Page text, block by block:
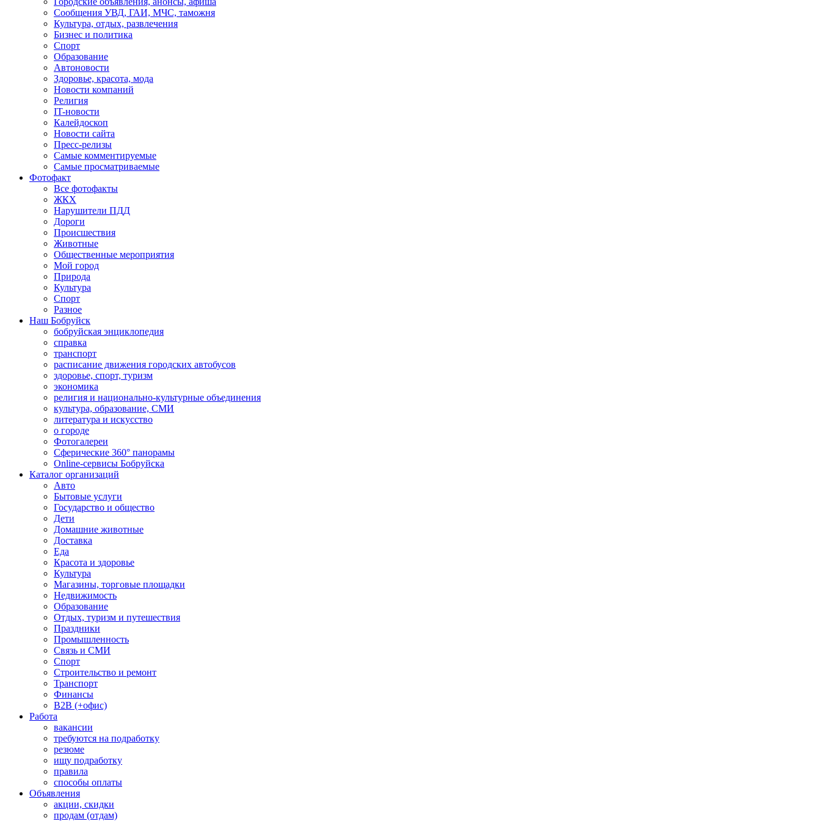
Сообщения УВД, ГАИ, МЧС, таможня
Культура, отдых, развлечения
Бизнес и политика
Спорт
Образование
Автоновости
Здоровье, красота, мода
Новости компаний
Религия
IT-новости
Калейдоскоп
Новости сайта
Пресс-релизы
Самые комментируемые
Самые просматриваемые
Фотофакт
Все фотофакты
ЖКХ
Нарушители ПДД
Дороги
Происшествия
Животные
Общественные мероприятия
Мой город
Природа
Культура
Спорт
Разное
Наш Бобруйск
бобруйская энциклопедия
справка
транспорт
расписание движения городских автобусов
здоровье, спорт, туризм
экономика
религия и национально-культурные объединения
культура, образование, СМИ
литература и искусство
о городе
Фотогалереи
Сферические 360° панорамы
Online-сервисы Бобруйска
Каталог организаций
Авто
Бытовые услуги
Государство и общество
Дети
Домашние животные
Доставка
Еда
Красота и здоровье
Культура
Магазины, торговые площадки
Недвижимость
Образование
Отдых, туризм и путешествия
Праздники
Промышленность
Связь и СМИ
Спорт
Строительство и ремонт
Транспорт
Финансы
B2B (+офис)
Работа
вакансии
требуются на подработку
резюме
ищу подработку
правила
способы оплаты
Объявления
акции, скидки
продам (отдам)